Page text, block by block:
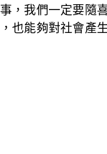
，我們一定要隨
也能夠對社會產